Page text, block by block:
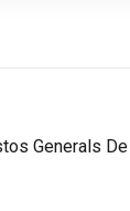
Generals De